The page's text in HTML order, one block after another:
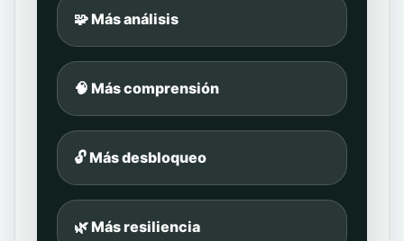
🧩 Más análisis
🧠 Más comprensión
🔓 Más desbloqueo
🌿 Más resiliencia